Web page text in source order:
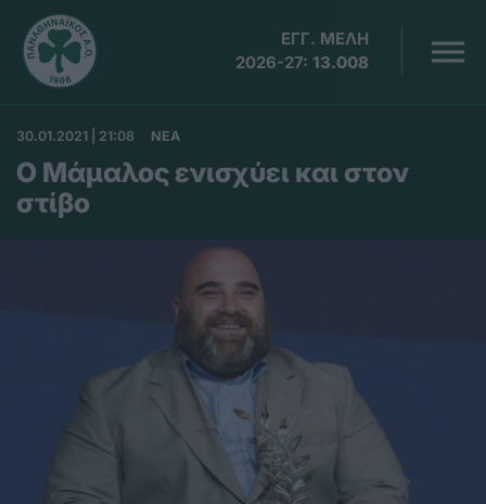
ΕΓΓ. ΜΕΛΗ
2026-27: 13.008
30.01.2021 | 21:08 ΝΕΑ
Ο Μάμαλος ενισχύει και στον
στίβο